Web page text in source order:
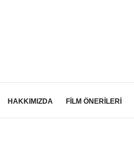
HAKKIMIZDA FİLM ÖNERİLERİ